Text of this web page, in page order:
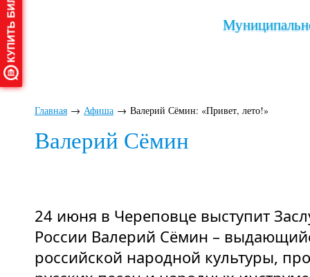
Главная → Афиша → Валерий Сёмин: «Привет, лето!»
Валерий Сёмин
24 июня в Череповце выступит
России Валерий Сёмин –
российской народной культуры,